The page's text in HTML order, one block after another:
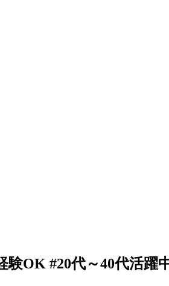
OK #20代～40代活躍